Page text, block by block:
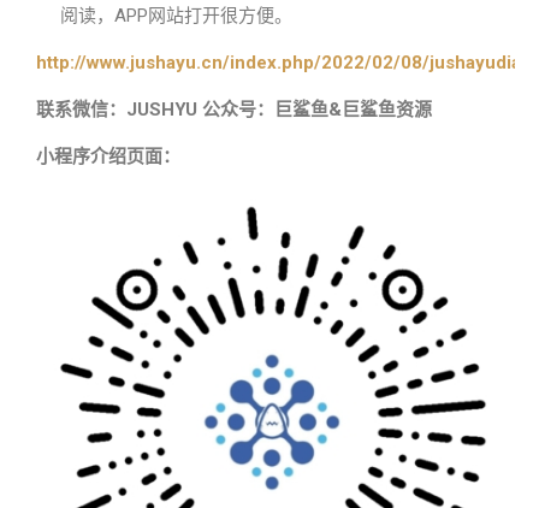
阅读，APP网站打开很方便。
http://www.jushayu.cn/index.php/2022/02/08/
联系微信：JUSHYU 公众号：巨鲨鱼&巨鲨鱼资源
小程序介绍页面：